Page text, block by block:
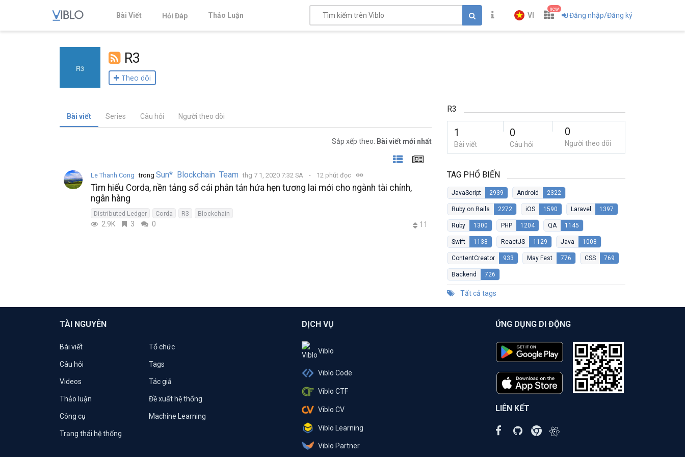
Bài Viết Hỏi Đáp Thảo Luận VI
new
Đăng nhập/Đăng ký
R3
Theo dõi
Bài viết Series Câu hỏi Người theo dõi
Sắp xếp theo: Bài viết mới nhất
Le Thanh Cong trong Sun* Blockchain Team thg 7 1, 2020 7:32 SA 12 phút đọc
Tìm hiểu Corda, nền tảng sổ cái phân tán hứa hẹn tương lai mới cho ngành tài chính,
ngân hàng
Distributed Ledger Corda R3 Blockchain
2.9K 3 0 11
R3
1
Bài viết
0
Câu hỏi
0
Người theo dõi
TAG PHỔ BIẾN
JavaScript 2939 Android 2322
Ruby on Rails 2272 iOS 1590 Laravel 1397
Ruby 1300 PHP 1204 QA 1145
Swift 1138 ReactJS 1129 Java 1008
ContentCreator 933 May Fest 776 CSS 769
Backend 726
Tất cả tags
TÀI NGUYÊN
Bài viết Tổ chức
Câu hỏi Tags
Videos Tác giả
Thảo luận Đề xuất hệ thống
Công cụ Machine Learning
Trạng thái hệ thống
DỊCH VỤ
Viblo
Viblo Code
Viblo CTF
Viblo CV
Viblo Learning
Viblo Partner
ỨNG DỤNG DI ĐỘNG
LIÊN KẾT